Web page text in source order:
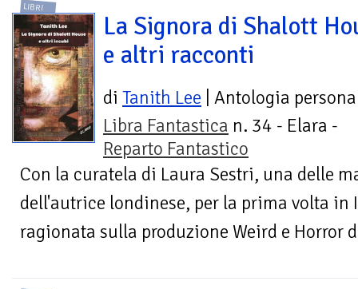
LIBRI
La Signora di Shalott
e altri racconti
di Tanith Lee | Antologia
Libra Fantastica n. 34 - Elara -
Reparto Fantastico
Con la curatela di Laura Sestri, una delle
dell'autrice londinese, per la prima volta
ragionata sulla produzione Weird e Horror